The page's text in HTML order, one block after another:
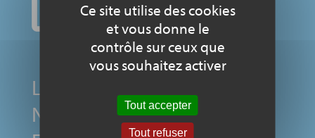
LE COMITÉ NATIONAL
NOS MEMBRES
Ce site utilise des cookies
et vous donne le
contrôle sur ceux que
vous souhaitez activer
Tout accepter
Tout refuser